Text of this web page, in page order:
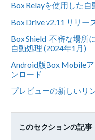
Box Relayを使用した自
Box Drive v2.11 リリー
Box Shield: 不審な場所
自動処理 (2024年1月)
Android版Box Mobile
ンロード
プレビューの新しいリ
このセクションの記事